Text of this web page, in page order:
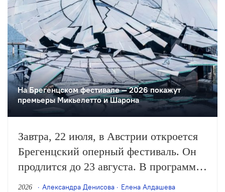
На Брегенцском фестивале — 2026 покажут
премьеры Микьелетто и Шарона
Завтра, 22 июля, в Австрии откроется
Брегенцский оперный фестиваль. Он
продлится до 23 августа. В программе
— спектакли на «озёрной сцене»,
2026 Александра Денисова
Елена Алдашева